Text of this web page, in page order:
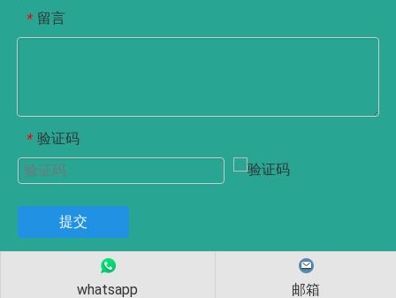
whatsapp 邮箱
* 留言
* 验证码
提交